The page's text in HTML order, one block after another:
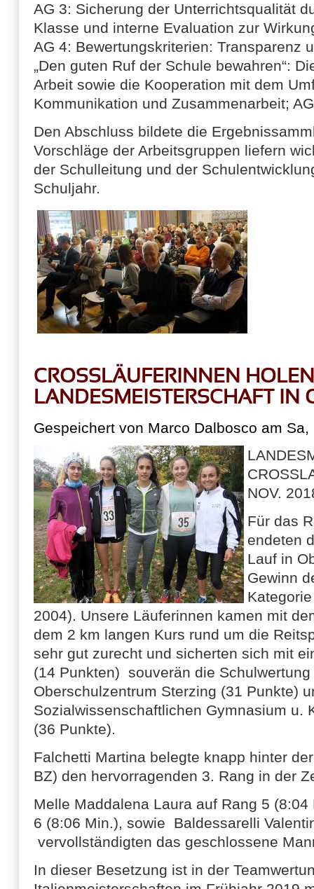
AG 3: Sicherung der Unterrichtsqualität
Klasse und interne Evaluation zur
AG 4: Bewertungskriterien: Transparenz
„Den guten Ruf der Schule bewahren“:
Arbeit sowie die Kooperation mit dem
Kommunikation und Zusammenarbeit;
Den Abschluss bildete die
Vorschläge der Arbeitsgruppen liefern
der Schulleitung und der
Schuljahr.
CROSSLÄUFERINNEN
LANDESMEISTERSCHAFT IN
Gespeichert von Marco Dalbosco am Sa,
NOV.
Für das
endeten
Lauf in
Gewinn
2004). Unsere Läuferinnen kamen mit
dem 2 km langen Kurs rund um die
sehr gut zurecht und sicherten sich mit
(14 Punkten) souverän die
Oberschulzentrum Sterzing (31 Punkte)
Sozialwissenschaftlichen Gymnasium u.
(36 Punkte).
Falchetti Martina belegte knapp hinter
BZ) den hervorragenden 3. Rang in der
Melle Maddalena Laura auf Rang 5
6 (8:06 Min.), sowie Baldessarelli
vervollständigten das geschlossene
In dieser Besetzung ist in der